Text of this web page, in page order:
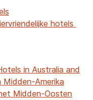
hotels
in Australia and
Amerika
Midden-Oosten